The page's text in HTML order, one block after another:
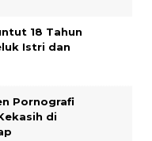
18 Tahun
Istri dan
Pornografi
di